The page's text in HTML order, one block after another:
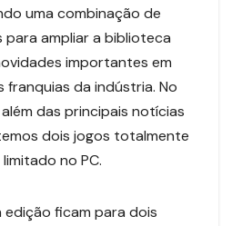
uma combinação de
ampliar a biblioteca
importantes em
franquias da indústria. No
das principais notícias
dois jogos totalmente
no PC.
ficam para dois